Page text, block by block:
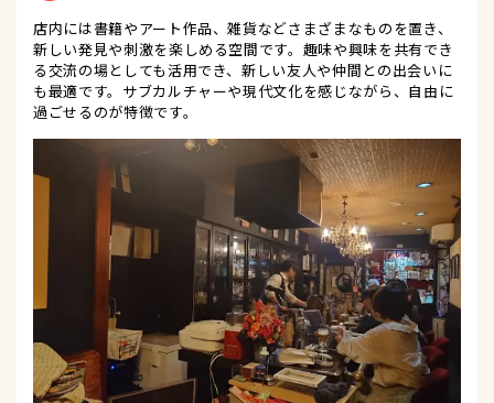
店内には書籍やアート作品、雑貨などさまざまなものを置き、
新しい発見や刺激を楽しめる空間です。趣味や興味を共有でき
る交流の場としても活用でき、新しい友人や仲間との出会いに
も最適です。サブカルチャーや現代文化を感じながら、自由に
過ごせるのが特徴です。